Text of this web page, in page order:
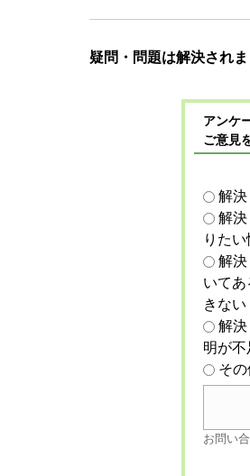
疑問・問題は解決され
アンケ
ご意見
解
解
りた
解
いて
きない
解
明が
そ
お問い